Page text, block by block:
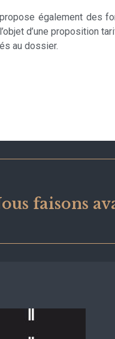
également des
d’une proposition
au dossier.
faisons